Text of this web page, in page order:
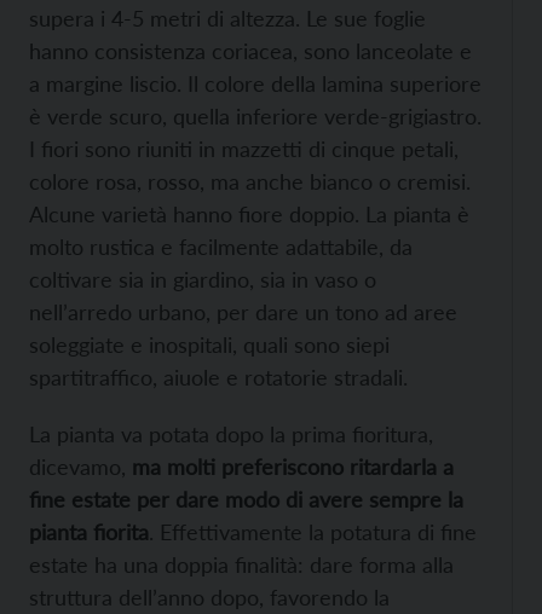
supera i 4-5 metri di altezza. Le sue foglie
hanno consistenza coriacea, sono lanceolate e
a margine liscio. Il colore della lamina superiore
è verde scuro, quella inferiore verde-grigiastro.
I fiori sono riuniti in mazzetti di cinque petali,
colore rosa, rosso, ma anche bianco o cremisi.
Alcune varietà hanno fiore doppio. La pianta è
molto rustica e facilmente adattabile, da
coltivare sia in giardino, sia in vaso o
nell’arredo urbano, per dare un tono ad aree
soleggiate e inospitali, quali sono siepi
spartitraffico, aiuole e rotatorie stradali.
La pianta va potata dopo la prima fioritura,
dicevamo, ma molti preferiscono ritardarla a
fine estate per dare modo di avere sempre la
pianta fiorita. Effettivamente la potatura di fine
estate ha una doppia finalità: dare forma alla
struttura dell’anno dopo, favorendo la